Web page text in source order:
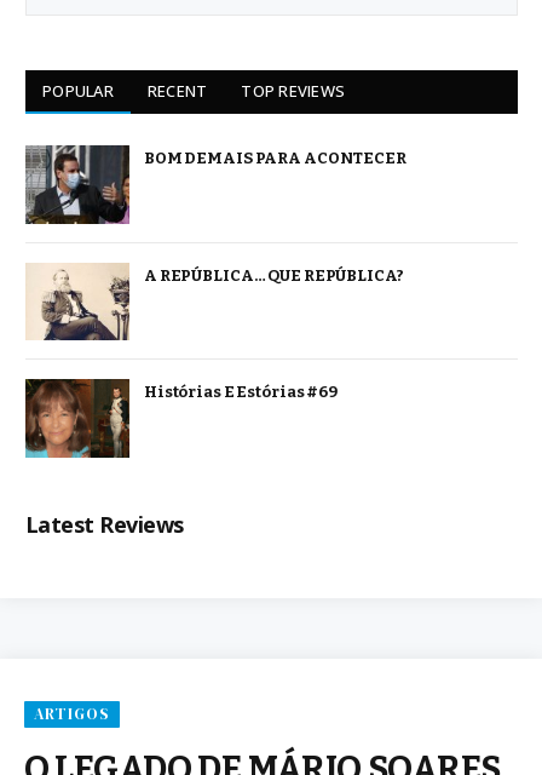
POPULAR RECENT TOP REVIEWS
BOM DEMAIS PARA ACONTECER
A REPÚBLICA… QUE REPÚBLICA?
Histórias E Estórias #69
Latest Reviews
ARTIGOS